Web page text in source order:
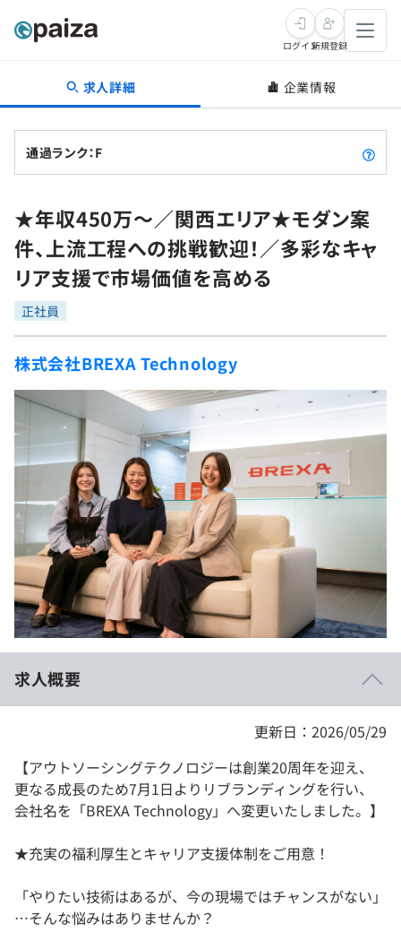
転職・キャリア
転職成功ガイド
転職エージェント
インタビュー
転職成功ガイド
新卒就活
求人検索
本選考
インターン
新卒エージェント
イベント・セミナー
インタビュー
就活成功ガイド
学習
問題集
4択課題
ナレッジ
リファレンス
プラン
個人向けプラン
法人向けプラン
学校向けプラン
契約内容・クーポン
プログラミング言語
評価結果一覧
再チャレンジ結果一覧
ゲーム・マンガ
Tech Team Journal
paiza times
paizaとは？
ログイン新規登録
求人詳細 企業情報
通過ランク：F
★年収450万～／関西エリア★モダン案
件、上流工程への挑戦歓迎！／多彩なキャ
リア支援で市場価値を高める
正社員
株式会社BREXA Technology
求人概要
更新日：2026/05/29
【アウトソーシングテクノロジーは創業20周年を迎え、
更なる成長のため7月1日よりリブランディングを行い、
会社名を「BREXA Technology」へ変更いたしました。】
★充実の福利厚生とキャリア支援体制をご用意！
「やりたい技術はあるが、今の現場ではチャンスがない」
…そんな悩みはありませんか？